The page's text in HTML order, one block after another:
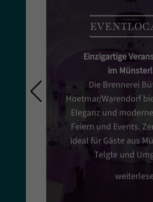
Einzigartige
im
Die Brennerei
Hoetmar/Warendorf
Eleganz und
Feiern und Events.
ideal für Gäste aus
Telgte und